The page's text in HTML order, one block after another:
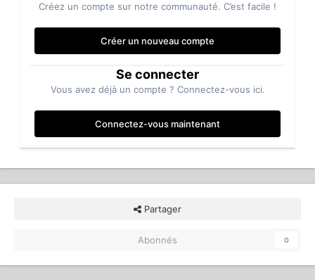
Créez un compte sur notre communauté. C’est facile !
Créer un nouveau compte
Se connecter
Vous avez déjà un compte ? Connectez-vous ici.
Connectez-vous maintenant
Partager
Abonnés 0